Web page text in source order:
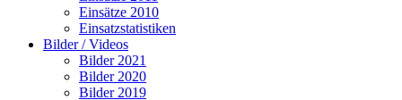
Einsätze 2010
Einsatzstatistiken
Bilder / Videos
Bilder 2021
Bilder 2020
Bilder 2019